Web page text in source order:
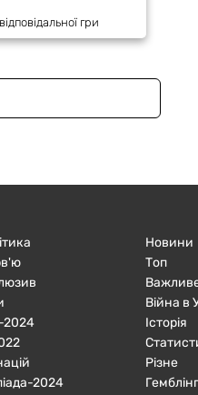
гри
2024
2024
Новини
Топ
Війна в
Історія
Різне
Гемблінг